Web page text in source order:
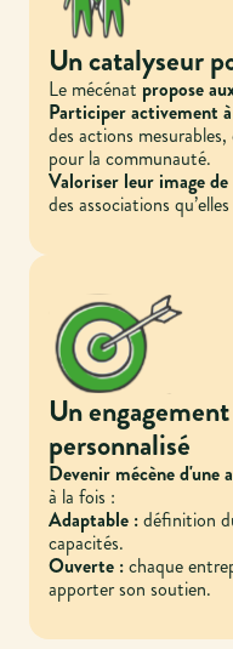
Un catalyseur
Le mécénat propose
Participer activement
des actions
pour la communauté.
Valoriser leur image
des associations
Un
personnalisé
Devenir mécène d'une
à la fois :
Adaptable :définition
capacités.
Ouverte :chaque
apporter son soutien.